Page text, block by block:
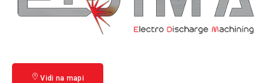
Vidi na mapi